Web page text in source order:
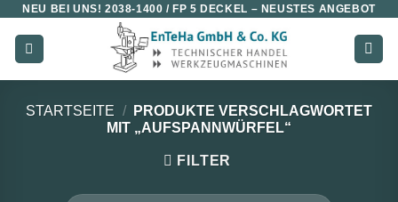
Zum
Inhalt
springen
NEU BEI UNS!2038-1400 / FP 5 DECKEL – NEUSTES ANGEBOT
STARTSEITE /
PRODUKTE VERSCHLAGWORTET
MIT „AUFSPANNWÜRFEL“
FILTER